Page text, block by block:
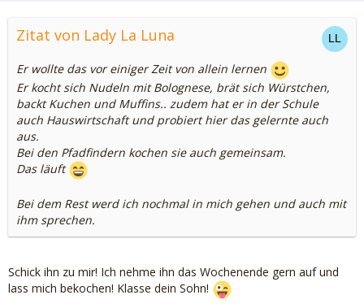
Zitat von Lady La Luna
Er wollte das vor einiger Zeit von allein lernen
Er kocht sich Nudeln mit Bolognese, brät sich Würstchen,
backt Kuchen und Muffins.. zudem hat er in der Schule
auch Hauswirtschaft und probiert hier das gelernte auch
aus.
Bei den Pfadfindern kochen sie auch gemeinsam.
Das läuft
Bei dem Rest werd ich nochmal in mich gehen und auch mit
ihm sprechen.
Schick ihn zu mir! Ich nehme ihn das Wochenende gern auf und
lass mich bekochen! Klasse dein Sohn!